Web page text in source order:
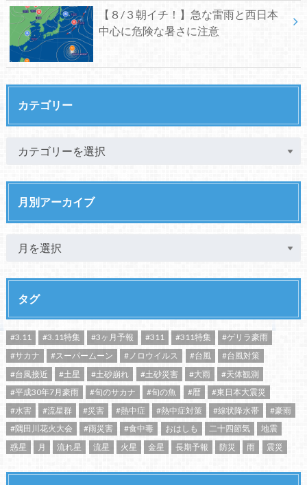
【８/３朝イチ！】急な雷雨と西日本
中心に危険な暑さに注意
カテゴリー
月別アーカイブ
タグ
#3.11 #3.11特集 #3ヶ月予報 #311 #311特集
#ゲリラ豪雨
#サカナ
#スーパームーン #ノロウイルス #台風
#台風対策
#台風接近
#土星 #土砂崩れ #土砂災害 #大雨
#天体観測
#平成30年7月豪雨
#旬のサカナ #旬の魚 #暦
#東日本大震災
#水害
#流星群 #災害 #熱中症 #熱中症対策 #線状降水帯
#豪雨
#隅田川花火大会
#雨災害 #食中毒 おはしも 二十四節気
地震
惑星
月 流れ星 流星 火星 金星 長期予報 防災 雨 震災